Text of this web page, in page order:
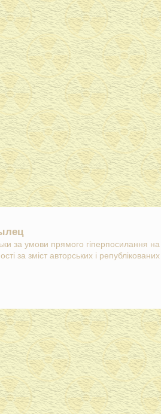
за умови прямого гіперпосилання на
за зміст авторських і републікованих